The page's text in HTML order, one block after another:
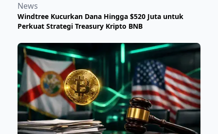
News
Windtree Kucurkan Dana Hingga $520 Juta untuk
Perkuat Strategi Treasury Kripto BNB